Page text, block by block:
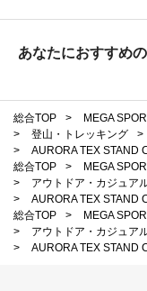
あなたにおすすめ
総合TOP > MEGA
>
登山・トレッキング >
>
AURORA TEX STAND
総合TOP
> MEGA
>
アウトドア・カジュア
>
AURORA TEX STAND
総合TOP
> MEGA
>
アウトドア・カジュア
>
AURORA TEX STAND